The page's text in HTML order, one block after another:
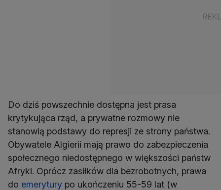
Do dziś powszechnie dostępna jest prasa
krytykująca rząd, a prywatne rozmowy nie
stanowią podstawy do represji ze strony państwa.
Obywatele Algierii mają prawo do zabezpieczenia
społecznego niedostępnego w większości państw
Afryki. Oprócz zasiłków dla bezrobotnych, prawa
do emerytury po ukończeniu 55-59 lat (w